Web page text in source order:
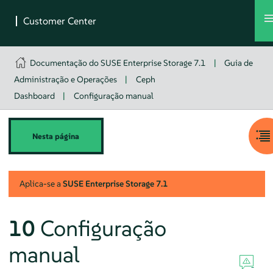
Documentação do SUSE Enterprise Storage 7.1 |
Guia de
Administração e Operações
|
Ceph
Dashboard
| Configuração manual
Nesta página
Aplica-se aSUSE Enterprise Storage7.1
10 Configuração
manual